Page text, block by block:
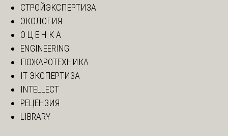
СТРОЙЭКСПЕРТИЗА
ЭКОЛОГИЯ
О Ц Е Н К А
ENGINEERING
ПОЖАРОТЕХНИКА
IT ЭКСПЕРТИЗА
INTELLECT
РЕЦЕНЗИЯ
LIBRARY